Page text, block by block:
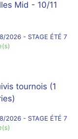
Mid - 10/11
2026 - STAGE ÉTÉ 7
tournois (1
2026 - STAGE ÉTÉ 7